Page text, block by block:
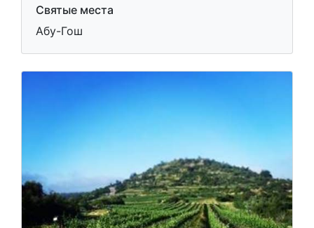
Святые места
Абу-Гош